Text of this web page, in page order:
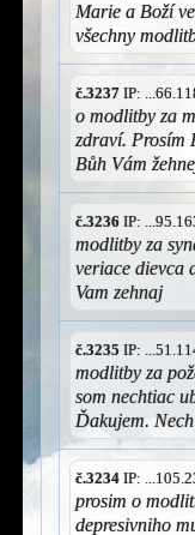
Marie a Boží
všechny
č.3237 IP:
o modlitby za
zdraví. Prosím
Bůh Vám
č.3236 IP:
modlitby za
veriace dievca
Vam zehnaj
č.3235 IP:
modlitby za
som nechtiac
Ďakujem.
č.3234 IP:
prosim o
depresivniho